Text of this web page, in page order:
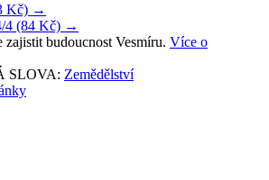
Kč) →
4 (84 Kč) →
zajistit budoucnost Vesmíru. Více o
SLOVA: Zemědělství